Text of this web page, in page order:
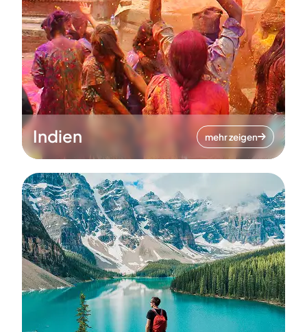
Indien mehr zeigen